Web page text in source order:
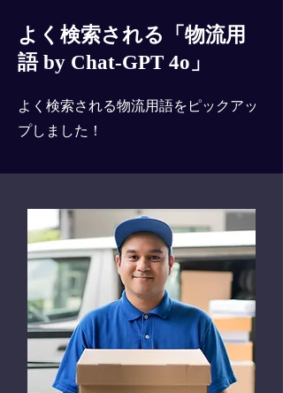
よく検索される「物流用
語 by Chat-GPT 4o」
よく検索される物流用語をピックアッ
プしました！